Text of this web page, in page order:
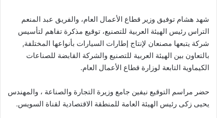
شهد هشام توفيق وزير قطاع الأعمال العام، والفريق عبد المنعم
التراس رئيس الهيئة العربية للتصنيع، توقيع مذكرة تفاهم لتأسيس
شركة يتبعها مصنعان لإنتاج إطارات السيارات بأنواعها المختلفة,
بالتعاون بين الهيئة العربية للتصنيع والشركة القابضة للصناعات
الكيماوية التابعة لوزارة قطاع الأعمال العام.
حضر مراسم التوقيع نيفين جامع وزيرة التجارة والصناعة ، والمهندس
يحيى زكى رئيس الهيئة العامة للمنطقة الاقتصادية لقناة السويس.